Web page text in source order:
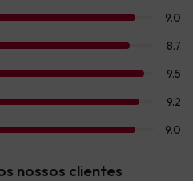
nossos clientes